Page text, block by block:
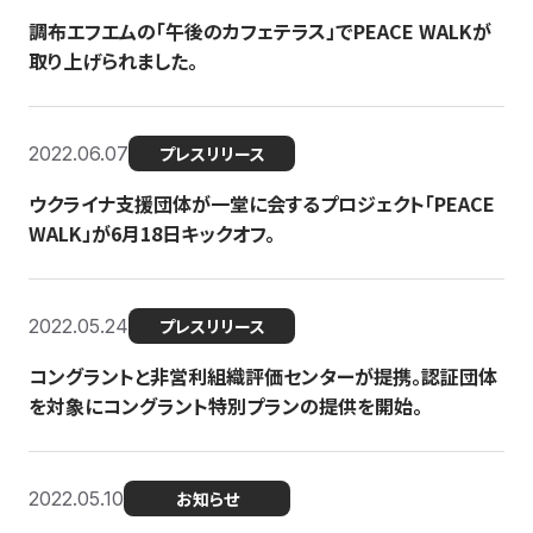
調布エフエムの「午後のカフェテラス」でPEACE WALKが
取り上げられました。
2022.06.07 プレスリリース
ウクライナ支援団体が一堂に会するプロジェクト「PEACE
WALK」が6月18日キックオフ。
2022.05.24 プレスリリース
コングラントと非営利組織評価センターが提携。認証団体
を対象にコングラント特別プランの提供を開始。
2022.05.10 お知らせ